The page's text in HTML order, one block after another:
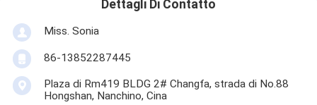
Dettagli Di Contatto
Miss. Sonia
86-13852287445
Plaza di Rm419 BLDG 2# Changfa, strada di No.88
Hongshan, Nanchino, Cina